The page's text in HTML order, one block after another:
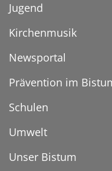
Jugend
Kirchenmusik
Newsportal
Prävention im
Schulen
Umwelt
Unser Bistum